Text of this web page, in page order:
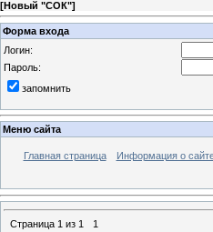
[Новый "СОК"]
Форма входа
Логин:
Пароль:
запомнить
Меню сайта
Главная страница Информация о
Страница 1 из 1
1